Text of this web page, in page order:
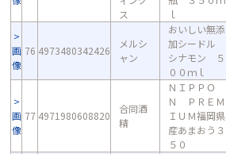
ス
ｌ
画
像
76 4973480342426
メルシ
ャン
おいしい無添
加シードル
シナモン ５
００ｍｌ
画
像
77 4971980608820
合同酒
精
ＮＩＰＰＯ
Ｎ ＰＲＥＭ
ＩＵＭ福岡県
産あまおう３
５０